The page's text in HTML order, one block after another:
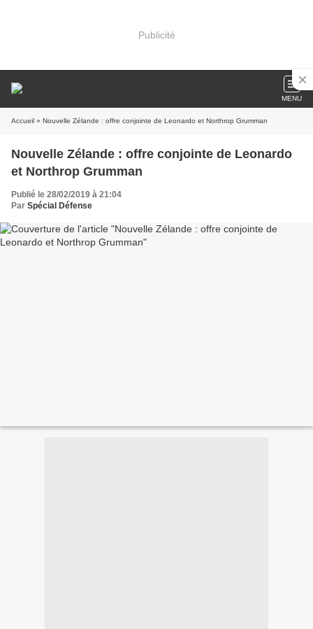
Publicité
MENU
Accueil » Nouvelle Zélande : offre conjointe de Leonardo et Northrop Grumman
Nouvelle Zélande : offre conjointe de Leonardo
et Northrop Grumman
Publié le 28/02/2019 à 21:04
Par Spécial Défense